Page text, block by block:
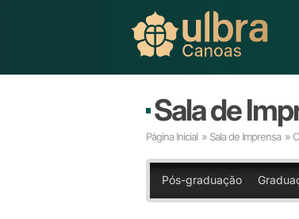
Sala de
Página Inicial » Sala de Imprensa »
Pós-graduação